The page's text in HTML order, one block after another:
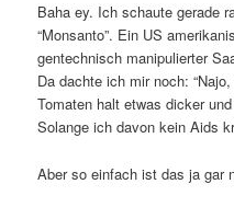
Baha ey. Ich schaute gerade
“Monsanto”. Ein US
gentechnisch manipulierter
Da dachte ich mir noch:
Tomaten halt etwas dicker
Solange ich davon kein Aids
Aber so einfach ist das ja gar